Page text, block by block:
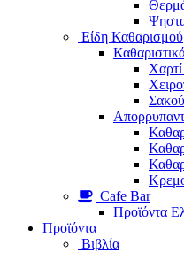
Είδη Καθαρισμού
Χαρτί
Cafe Bar
Προϊόντα
Προϊόντα
Βιβλία